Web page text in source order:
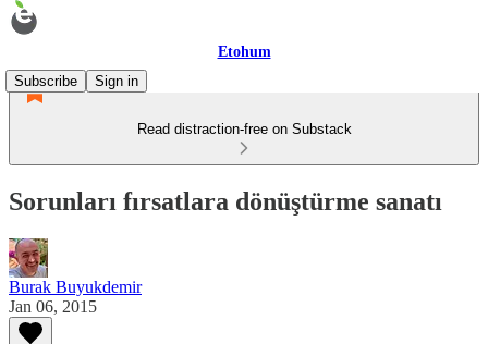
Etohum
Subscribe
Sign in
Read distraction-free on Substack
Sorunları fırsatlara dönüştürme sanatı
Burak Buyukdemir
Jan 06, 2015